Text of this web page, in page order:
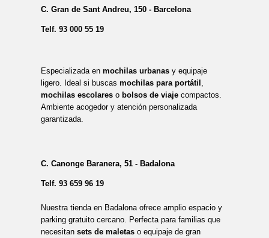
C. Gran de Sant Andreu, 150 - Barcelona
Telf. 93 000 55 19
Especializada en mochilas urbanasy equipaje
ligero. Ideal si buscas mochilas para portátil
mochilas escolareso bolsos de viajecompactos.
Ambiente acogedor y atención personalizada
garantizada.
C. Canonge Baranera, 51 - Badalona
Telf. 93 659 96 19
Nuestra tienda en Badalona ofrece amplio espacio y
parking gratuito cercano. Perfecta para familias que
necesitan sets de maletaso equipaje de gran